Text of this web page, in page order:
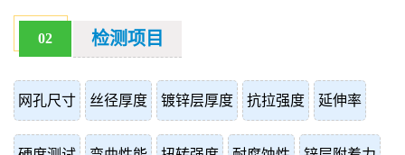
02 检测项目
网孔尺寸 丝径厚度 镀锌层厚度 抗拉强度 延伸率